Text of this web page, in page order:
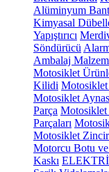
Alüminyum Bant
Kimyasal
Yapıştırıcı
Söndürücü
Ambalaj
Motosiklet
Kilidi Motosiklet
Motosiklet
Parça Motosiklet
Parçaları
Motosiklet
Motorcu Botu ve
Kaskı